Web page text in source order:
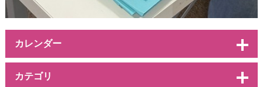
カレンダー
カテゴリ